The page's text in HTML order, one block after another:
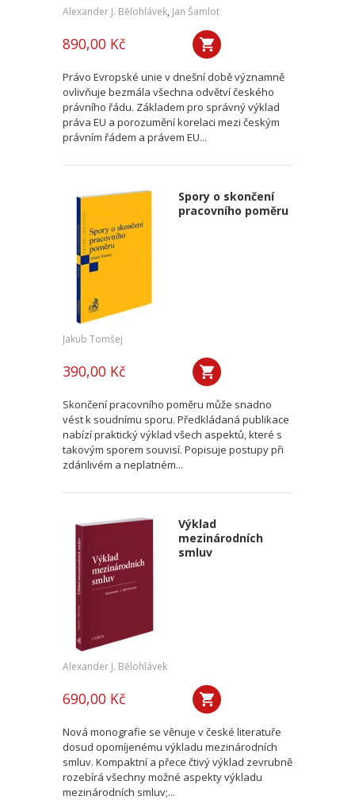
Alexander J. Bělohlávek, Jan Šamlot
890,00 Kč
Právo Evropské unie v dnešní době významně
ovlivňuje bezmála všechna odvětví českého
právního řádu. Základem pro správný výklad
práva EU a porozumění korelaci mezi českým
právním řádem a právem EU...
Spory o skončení
pracovního poměru
Jakub Tomšej
390,00 Kč
Skončení pracovního poměru může snadno
vést k soudnímu sporu. Předkládaná publikace
nabízí praktický výklad všech aspektů, které s
takovým sporem souvisí. Popisuje postupy při
zdánlivém a neplatném...
Výklad
mezinárodních
smluv
Alexander J. Bělohlávek
690,00 Kč
Nová monografie se věnuje v české literatuře
dosud opomíjenému výkladu mezinárodních
smluv. Kompaktní a přece čtivý výklad zevrubně
rozebírá všechny možné aspekty výkladu
mezinárodních smluv;...